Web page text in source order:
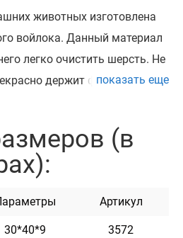
животных изготовлена
войлока. Данный материал
легко очистить шерсть. Не
держит форму. Внутри
интерьере. Подходит
собак.
котором наши мастера могут
информацию по вашему
показать еще
(в
Артикул
30*40*9 3572